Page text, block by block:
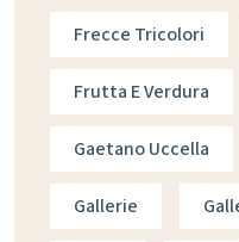
Frecce Tricolori
Frutta E Verdura
Gaetano Uccella
Gallerie